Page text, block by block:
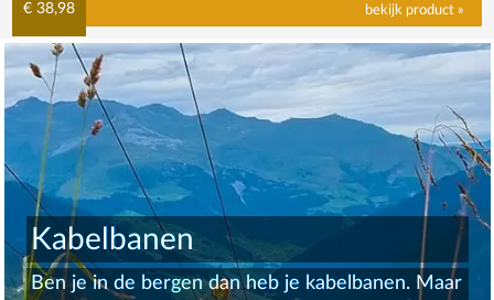
€ 38,98 bekijk product »
Kabelbanen
Ben je in de bergen dan heb je kabelbanen. Maar